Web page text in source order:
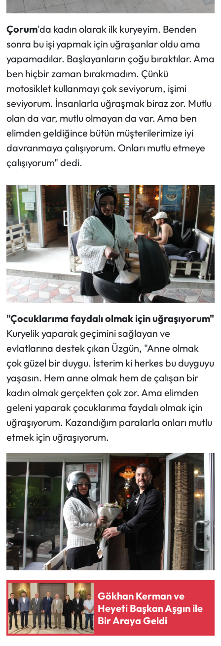
Çorum'da kadın olarak ilk kuryeyim. Benden
sonra bu işi yapmak için uğraşanlar oldu ama
yapamadılar. Başlayanların çoğu bıraktılar. Ama
ben hiçbir zaman bırakmadım. Çünkü
motosiklet kullanmayı çok seviyorum, işimi
seviyorum. İnsanlarla uğraşmak biraz zor. Mutlu
olan da var, mutlu olmayan da var. Ama ben
elimden geldiğince bütün müşterilerimize iyi
davranmaya çalışıyorum. Onları mutlu etmeye
çalışıyorum" dedi.
"Çocuklarıma faydalı olmak için uğraşıyorum"
Kuryelik yaparak geçimini sağlayan ve
evlatlarına destek çıkan Üzgün, "Anne olmak
çok güzel bir duygu. İsterim ki herkes bu duyguyu
yaşasın. Hem anne olmak hem de çalışan bir
kadın olmak gerçekten çok zor. Ama elimden
geleni yaparak çocuklarıma faydalı olmak için
uğraşıyorum. Kazandığım paralarla onları mutlu
etmek için uğraşıyorum.
Gökhan Kerman ve
Heyeti Başkan Aşgın ile
Bir Araya Geldi